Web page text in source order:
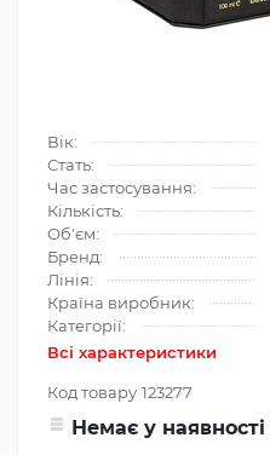
Вік:
Стать:
Час застосування:
Кількість:
Об'єм:
Бренд:
Лінія:
Країна виробник:
Категорії:
Всі характеристики
Код товару 123277
Немає у наявності